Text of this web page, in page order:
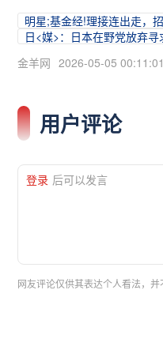
明星;基金经!理接连出走，
日<媒>：日本在野党放弃
金羊网 2026-05-05 00:11:01
用户评论
登录 后可以发言
网友评论仅供其表达个人看法，